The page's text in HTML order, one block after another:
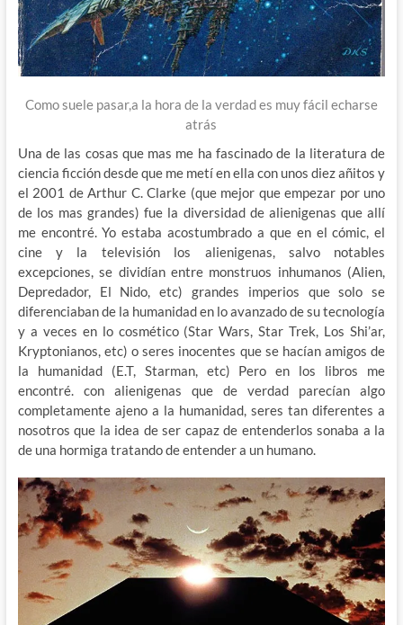
Como suele pasar,a la hora de la verdad es muy fácil echarse
atrás
Una de las cosas que mas me ha fascinado de la literatura de
ciencia ficción desde que me metí en ella con unos diez añitos y
el 2001 de Arthur C. Clarke (que mejor que empezar por uno
de los mas grandes) fue la diversidad de alienigenas que allí
me encontré. Yo estaba acostumbrado a que en el cómic, el
cine y la televisión los alienigenas, salvo notables
excepciones, se dividían entre monstruos inhumanos (Alien,
Depredador, El Nido, etc) grandes imperios que solo se
diferenciaban de la humanidad en lo avanzado de su tecnología
y a veces en lo cosmético (Star Wars, Star Trek, Los Shi’ar,
Kryptonianos, etc) o seres inocentes que se hacían amigos de
la humanidad (E.T, Starman, etc) Pero en los libros me
encontré. con alienigenas que de verdad parecían algo
completamente ajeno a la humanidad, seres tan diferentes a
nosotros que la idea de ser capaz de entenderlos sonaba a la
de una hormiga tratando de entender a un humano.